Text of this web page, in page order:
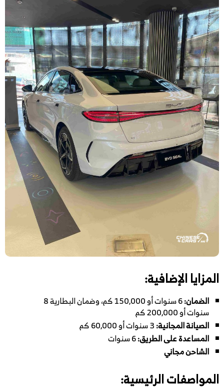
المزايا الإضافية:
الضمان:
6 سنوات أو 150,000 كم، وضمان البطارية 8
سنوات أو 200,000 كم
الصيانة المجانية:
المساعدة على الطريق:
الشاحن مجاني
المواصفات الرئيسية: